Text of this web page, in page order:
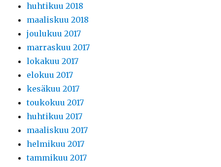
huhtikuu 2018
maaliskuu 2018
joulukuu 2017
marraskuu 2017
lokakuu 2017
elokuu 2017
kesäkuu 2017
toukokuu 2017
huhtikuu 2017
maaliskuu 2017
helmikuu 2017
tammikuu 2017